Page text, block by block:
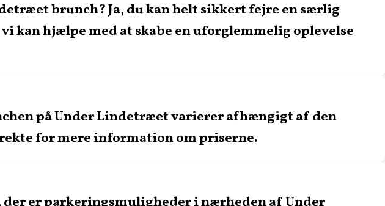
brunch? Ja, du kan helt sikkert fejre en særlig
kan hjælpe med at skabe en uforglemmelig oplevelse
på Under Lindetræet varierer afhængigt af den
for mere information om priserne.